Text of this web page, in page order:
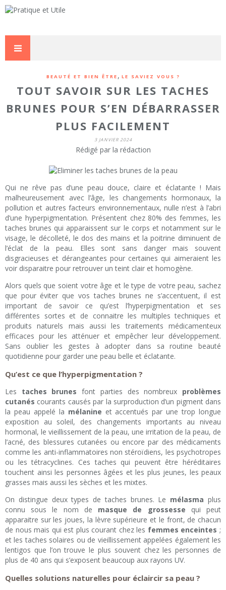
BEAUTÉ ET BIEN ÊTRE , LE SAVIEZ VOUS ?
TOUT SAVOIR SUR LES TACHES
BRUNES POUR S’EN DÉBARRASSER
PLUS FACILEMENT
3 JANVIER 2024
Rédigé par la rédaction
Qui ne rêve pas d’une peau douce, claire et éclatante ! Mais
malheureusement avec l’âge, les changements hormonaux, la
pollution et autres facteurs environnementaux, nulle n’est à l’abri
d’une hyperpigmentation. Présentent chez 80% des femmes, les
taches brunes qui apparaissent sur le corps et notamment sur le
visage, le décolleté, le dos des mains et la poitrine diminuent de
l’éclat de la peau. Elles sont sans danger mais souvent
disgracieuses et dérangeantes pour certaines qui aimeraient les
voir disparaitre pour retrouver un teint clair et homogène.
Alors quels que soient votre âge et le type de votre peau, sachez
que pour éviter que vos taches brunes ne s’accentuent, il est
important de savoir ce qu’est l’hyperpigmentation et ses
différentes sortes et de connaitre les multiples techniques et
produits naturels mais aussi les traitements médicamenteux
efficaces pour les atténuer et empêcher leur développement.
Sans oublier les gestes à adopter dans sa routine beauté
quotidienne pour garder une peau belle et éclatante.
Qu’est ce que l’hyperpigmentation ?
Les taches brunes font parties des nombreux problèmes
cutanés courants causés par la surproduction d’un pigment dans
la peau appelé la mélanine et accentués par une trop longue
exposition au soleil, des changements importants au niveau
hormonal, le vieillissement de la peau, une irritation de la peau, de
l’acné, des blessures cutanées ou encore par des médicaments
comme les anti-inflammatoires non stéroïdiens, les psychotropes
ou les tétracyclines. Ces taches qui peuvent être héréditaires
touchent ainsi les personnes âgées et les plus jeunes, les peaux
grasses mais aussi les sèches et les mixtes.
On distingue deux types de taches brunes. Le mélasma plus
connu sous le nom de masque de grossesse qui peut
apparaitre sur les joues, la lèvre supérieure et le front, de chacun
de nous mais qui est plus courant chez les femmes enceintes ;
et les taches solaires ou de vieillissement appelées également les
lentigos que l’on trouve le plus souvent chez les personnes de
plus de 40 ans qui s’exposent beaucoup aux rayons UV.
Quelles solutions naturelles pour éclaircir sa peau ?